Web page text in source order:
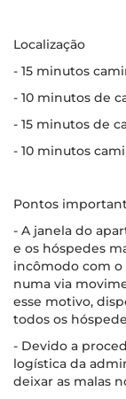
Localização
- 15 minutos
- 10 minutos de
- 15 minutos de
- 10 minutos
Pontos
- A janela do
e os hóspedes
incômodo com o
numa via
esse motivo,
todos os
- Devido a
logística da
deixar as malas